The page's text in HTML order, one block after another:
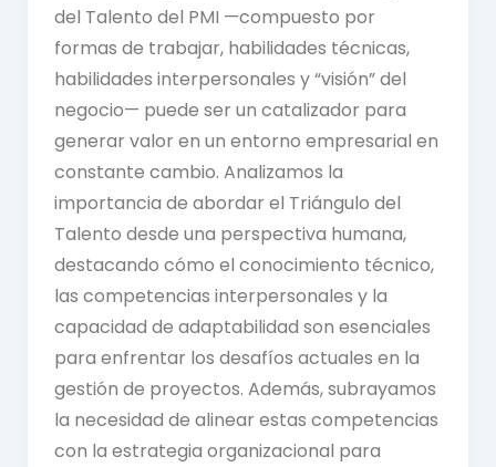
del Talento del PMI —compuesto por
formas de trabajar, habilidades técnicas,
habilidades interpersonales y “visión” del
negocio— puede ser un catalizador para
generar valor en un entorno empresarial en
constante cambio. Analizamos la
importancia de abordar el Triángulo del
Talento desde una perspectiva humana,
destacando cómo el conocimiento técnico,
las competencias interpersonales y la
capacidad de adaptabilidad son esenciales
para enfrentar los desafíos actuales en la
gestión de proyectos. Además, subrayamos
la necesidad de alinear estas competencias
con la estrategia organizacional para